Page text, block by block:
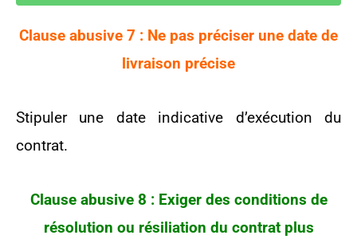
Clause abusive 7 : Ne pas préciser une date de
livraison précise
Stipuler une date indicative d’exécution du
contrat.
Clause abusive 8 : Exiger des conditions de
résolution ou résiliation du contrat plus